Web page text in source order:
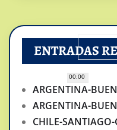
00:00
ENTRADAS
ARGENTINA-
ARGENTINA-
CHILE-